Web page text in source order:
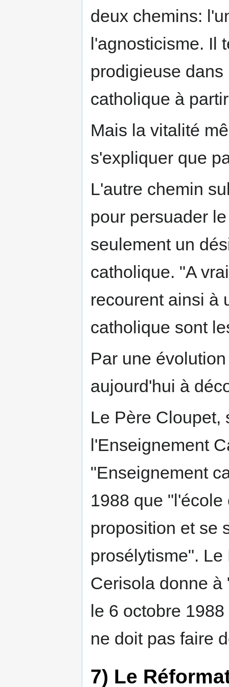
deux chemins:
l'agnosticisme. Il
prodigieuse
catholique à
Mais la vitalité
s'expliquer que
L'autre chemin
pour persuader
seulement un
catholique. "A
recourent ainsi à
catholique sont
Par une
aujourd'hui à
Le Père Cloupet,
l'Enseignement
"Enseignement
1988 que
proposition et se
prosélytisme".
Cerisola donne
le 6 octobre
ne doit pas faire
7) Le